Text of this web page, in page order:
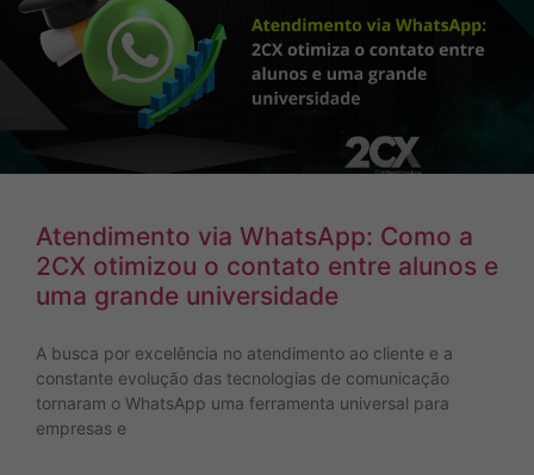
Atendimento via WhatsApp: Como a
2CX otimizou o contato entre alunos e
uma grande universidade
A busca por excelência no atendimento ao cliente e a
constante evolução das tecnologias de comunicação
tornaram o WhatsApp uma ferramenta universal para
empresas e